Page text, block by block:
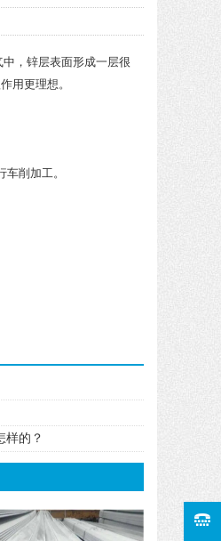
，锌层表面形成一层很
用更理想。
削加工。
样的？